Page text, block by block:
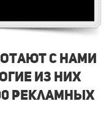
с нами
из них
рекламных